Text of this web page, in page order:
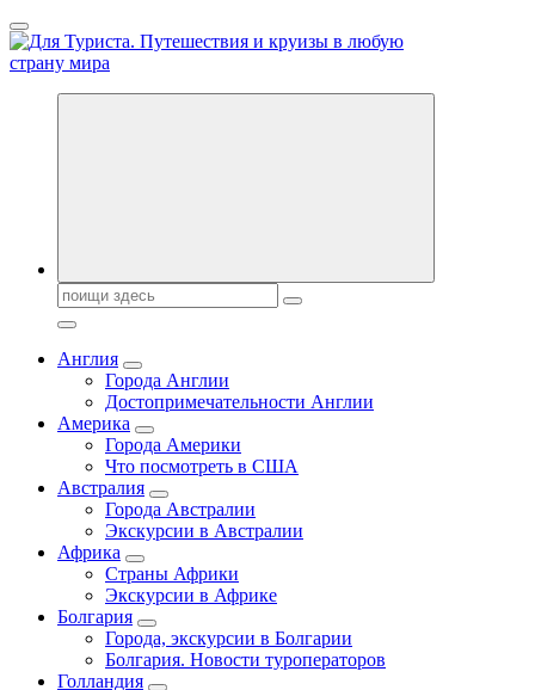
Перейти
к
содержанию
Новости туризма, куда поехать на отдых, где провести отпуск.
Поиск:
Англия
Города Англии
Достопримечательности Англии
Америка
Города Америки
Что посмотреть в США
Австралия
Города Австралии
Экскурсии в Австралии
Африка
Страны Африки
Экскурсии в Африке
Болгария
Города, экскурсии в Болгарии
Болгария. Новости туроператоров
Голландия